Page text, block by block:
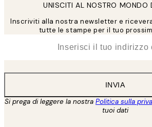
UNISCITI AL NOSTRO MONDO
Inscriviti alla nostra newsletter e
tutte le stampe per il tuo
INVIA
Si prega di leggere la nostra Politica sulla
tuoi dati